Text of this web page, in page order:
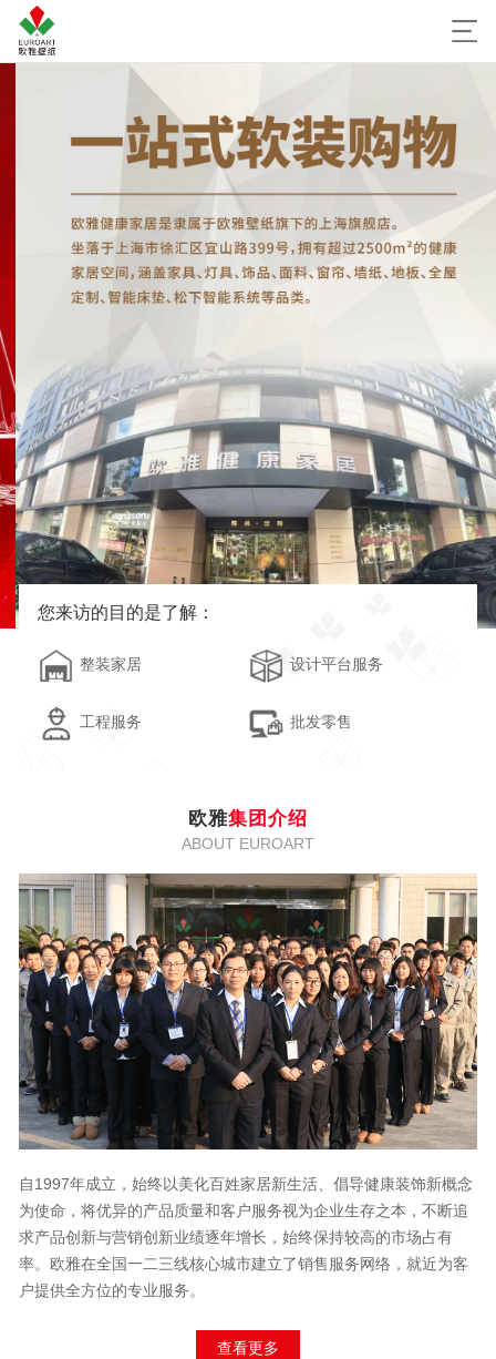
您来访的目的是了解：
整装家居 设计平台服务
工程服务 批发零售
欧雅集团介绍
ABOUT EUROART
自1997年成立，始终以美化百姓家居新生活、倡导健康装饰新概念
为使命，将优异的产品质量和客户服务视为企业生存之本，不断追
求产品创新与营销创新业绩逐年增长，始终保持较高的市场占有
率。欧雅在全国一二三线核心城市建立了销售服务网络，就近为客
户提供全方位的专业服务。
查看更多